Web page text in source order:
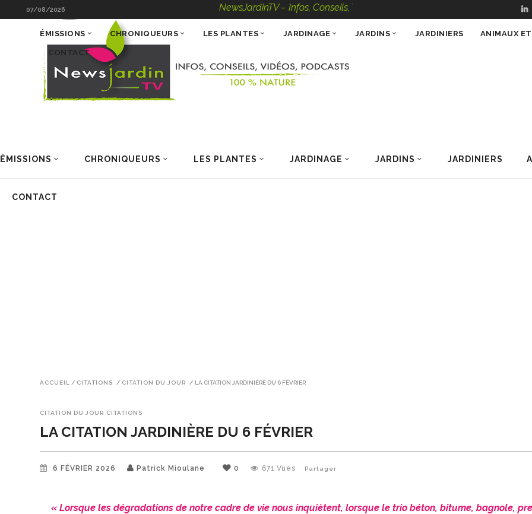
07/08/2026 NewsJardinTV – Infos, Conseils, Vidéos, Podcasts – 100 % Nature
ÉMISSIONS CHRONIQUEURS LES PLANTES JARDINAGE JARDINS JARDINIERS
CONTACT
ÉMISSIONS CHRONIQUEURS LES PLANTES JARDINAGE JARDINS JARDINIERS ANIMAUX
CONTACT
ACCUEIL / CITATIONS / CITATION DU JOUR / LA CITATION JARDINIÈRE DU 6 FÉVRIER
CITATION DU JOUR CITATIONS
LA CITATION JARDINIÈRE DU 6 FÉVRIER
6 FÉVRIER 2026 Patrick Mioulane 0 671 Vues Partager
« Lorsque les dégradations de notre cadre de vie nous inquiètent, lorsque le trio béton, bitume, bagnole,